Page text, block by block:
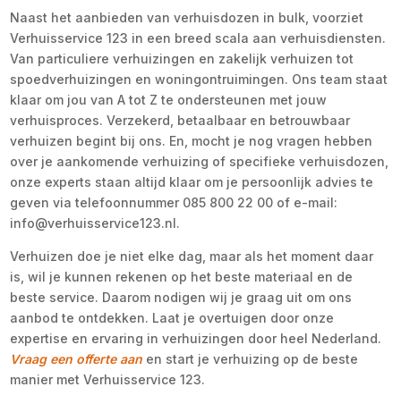
Naast het aanbieden van verhuisdozen in bulk, voorziet
Verhuisservice 123 in een breed scala aan verhuisdiensten.
Van particuliere verhuizingen en zakelijk verhuizen tot
spoedverhuizingen en woningontruimingen. Ons team staat
klaar om jou van A tot Z te ondersteunen met jouw
verhuisproces. Verzekerd, betaalbaar en betrouwbaar
verhuizen begint bij ons. En, mocht je nog vragen hebben
over je aankomende verhuizing of specifieke verhuisdozen,
onze experts staan altijd klaar om je persoonlijk advies te
geven via telefoonnummer 085 800 22 00 of e-mail:
info@verhuisservice123.nl.
Verhuizen doe je niet elke dag, maar als het moment daar
is, wil je kunnen rekenen op het beste materiaal en de
beste service. Daarom nodigen wij je graag uit om ons
aanbod te ontdekken. Laat je overtuigen door onze
expertise en ervaring in verhuizingen door heel Nederland.
Vraag een offerte aan en start je verhuizing op de beste
manier met Verhuisservice 123.